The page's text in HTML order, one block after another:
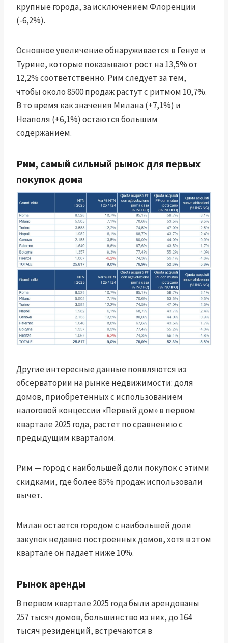
крупные города, за исключением Флоренции
(-6,2%).
Основное увеличение обнаруживается в Генуе и
Турине, которые показывают рост на 13,5% от
12,2% соответственно. Рим следует за тем,
чтобы около 8500 продаж растут с ритмом 10,7%.
В то время как значения Милана (+7,1%) и
Неаполя (+6,1%) остаются большим
содержанием.
Рим, самый сильный рынок для первых
покупок дома
Другие интересные данные появляются из
обсерватории на рынке недвижимости: доля
домов, приобретенных с использованием
налоговой концессии «Первый дом» в первом
квартале 2025 года, растет по сравнению с
предыдущим кварталом.
Рим — город с наибольшей доли покупок с этими
скидками, где более 85% продаж использовали
вычет.
Милан остается городом с наибольшей доли
закупок недавно построенных домов, хотя в этом
квартале он падает ниже 10%.
Рынок аренды
В первом квартале 2025 года были арендованы
257 тысяч домов, большинство из них, до 164
тысяч резиденций, встречаются в